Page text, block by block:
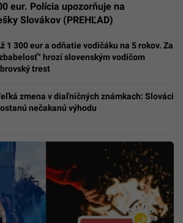
eur. Polícia upozorňuje na
Slovákov (PREHĽAD)
1 300 eur a odňatie vodičáku na 5 rokov. Za
hrozí slovenským vodičom
trest
zmena v diaľničných známkach: Slováci
nečakanú výhodu